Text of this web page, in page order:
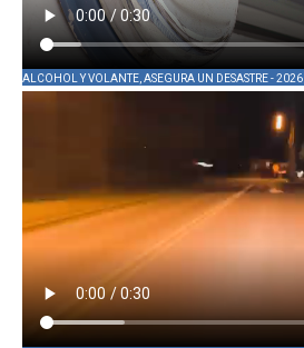
ALCOHOL Y VOLANTE, ASEGURA UN DESASTRE - 2026